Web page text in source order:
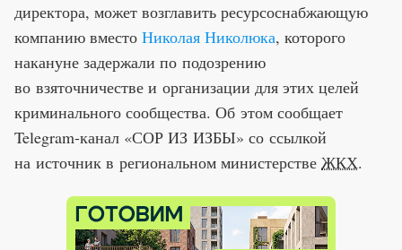
директора, может возглавить ресурсоснабжающую
компанию вместо Николая Николюка, которого
накануне задержали по подозрению
во взяточничестве и организации для этих целей
криминального сообщества. Об этом сообщает
Telegram-канал «СОР ИЗ ИЗБЫ» со ссылкой
на источник в региональном министерстве ЖКХ.